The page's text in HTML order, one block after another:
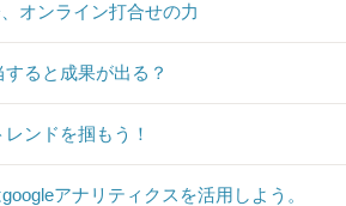
オンライン打合せの力
ると成果が出る？
ンドを掴もう！
アナリティクスを活用しよう。